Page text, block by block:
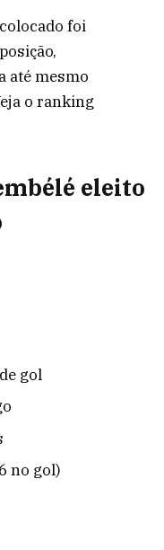
foi
até mesmo
o ranking
eleito
gol
no gol)